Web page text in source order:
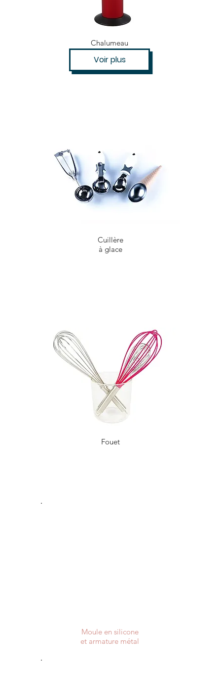
Fouet
Cuillère
à glace
Chalumeau
Voir plus
Moule en silicone
et armature métal